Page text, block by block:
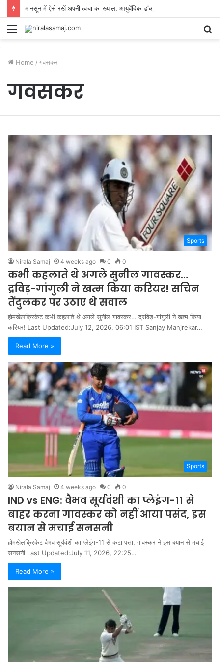
Menu
Home / गवसकर
गवसकर
Sports
Nirala Samaj 4 weeks ago 0 0
कभी कहलाते थे अगले सुनील गावस्कर…
द्रविड़-गांगुली ने खत्म किया करियर! सचिन
तेंदुलकर पर उठाए थे सवाल
होमखेलक्रिकेट कभी कहलाते थे अगले सुनील गावस्कर… द्रविड़-गांगुली ने खत्म किया
करियर! Last Updated:July 12, 2026, 06:01 IST Sanjay Manjrekar…
Read More »
Sports
Nirala Samaj 4 weeks ago 0 0
IND vs ENG: वैभव सूर्यवंशी का प्लेइंग-11 से
बाहर करना गावस्कर को नहीं आया पसंद, इस
बयान से मचाई सनसनी
होमखेलक्रिकेट वैभव सूर्यवंशी का प्लेइंग-11 से कटा पत्ता, गावस्कर ने इस बयान से मचाई
सनसनी Last Updated:July 11, 2026, 22:25…
Read More »